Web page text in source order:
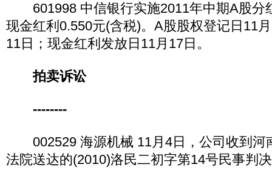
601998 中信银行实施2011年中期A股分
现金红利0.550元(含税)。A股股权登记日11
11日；现金红利发放日11月17日。
拍卖诉讼
--------
002529 海源机械 11月4日，公司收到河
法院送达的(2010)洛民二初字第14号民事判